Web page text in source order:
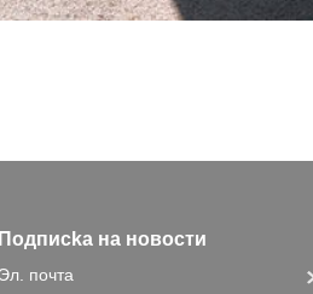
Подписka на новости